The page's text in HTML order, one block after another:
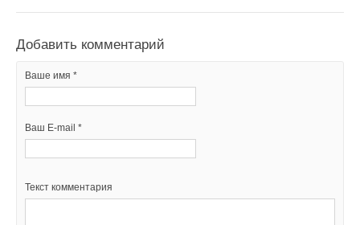
Добавить комментарий
Ваше имя *
Ваш E-mail *
Текст комментария